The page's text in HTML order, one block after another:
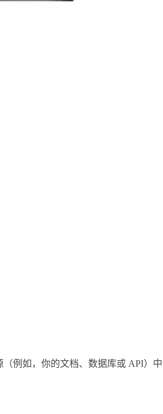
例如，你的文档、数据库或 API）中